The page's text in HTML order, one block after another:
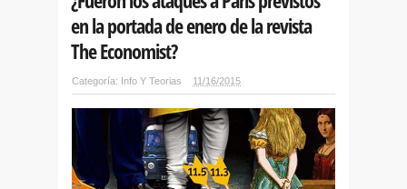
en la portada de enero de la revista
The Economist?
Categoría: Info Y Teorias 11/16/2015